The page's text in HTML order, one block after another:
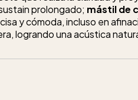
prolongado; mástil de
y cómoda, incluso en
logrando una acústica